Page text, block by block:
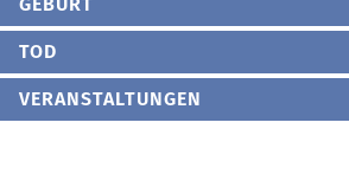
TOD
VERANSTALTUNGEN